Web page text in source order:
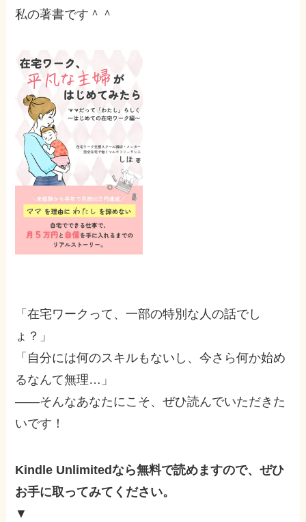
私の著書です＾＾
「在宅ワークって、一部の特別な人の話でし
ょ？」
「自分には何のスキルもないし、今さら何か始め
るなんて無理…」
――そんなあなたにこそ、ぜひ読んでいただきた
いです！
Kindle Unlimitedなら無料で読めますので、ぜひ
お手に取ってみてください。
▼